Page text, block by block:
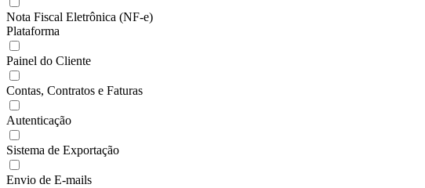
Nota Fiscal Eletrônica (NF-e)
Plataforma
Painel do Cliente
Contas, Contratos e Faturas
Autenticação
Sistema de Exportação
Envio de E-mails